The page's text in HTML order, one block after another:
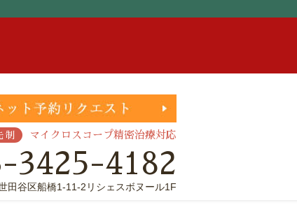
制 マイクロスコープ精密治療対応
3425-4182
田谷区船橋1-11-2リシェスボヌール1F